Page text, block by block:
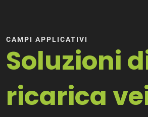
CAMPI APPLICATIVI
Soluzioni
ricarica